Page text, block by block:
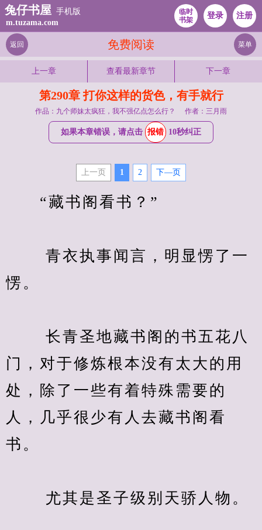
兔仔书屋 手机版
m.tuzama.com
临时
书架
登录 注册
免费阅读
返回 菜单
上一章 查看最新章节 下一章
第290章 打你这样的货色，有手就行
作品：九个师妹太疯狂，我不强亿点怎么行？ 作者：三月雨
如果本章错误，请点击 报错 10秒纠正
上一页 1 2 下—页
“藏书阁看书？”
青衣执事闻言，明显愣了一
愣。
长青圣地藏书阁的书五花八
门，对于修炼根本没有太大的用
处，除了一些有着特殊需要的
人，几乎很少有人去藏书阁看
书。
尤其是圣子级别天骄人物。